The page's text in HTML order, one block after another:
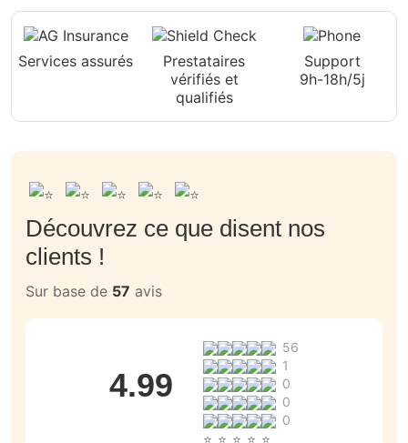
Services assurés
Prestataires
vérifiés et
qualifiés
Support
9h-18h/5j
Découvrez ce que disent nos
clients !
Sur base de 57 avis
4.99
56
1
0
0
0